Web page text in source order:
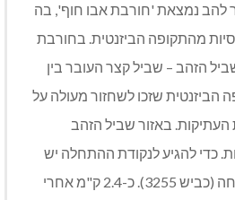
להב נמצאת 'חורבת אבו חוף', בה
מהתקופה הביזנטית. בחורבת
הזהב – שביל קצר העובר בין
הביזנטית שזכו לשחזור מעולה על
באזור שביל הזהב
כדי להגיע לנקודת ההתחלה יש
לפנות במחלף דבירה מזרחה (כביש 3255). כ-2.4 ק"מ אחרי